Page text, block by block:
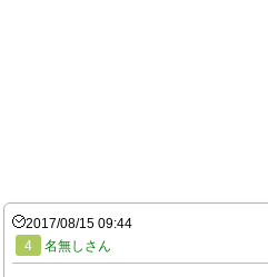
2017/08/15 09:44
4
名無しさん